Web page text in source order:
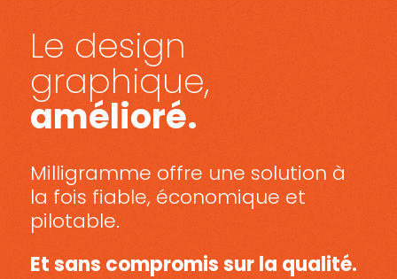
Le design
graphique,
amélioré.
Milligramme offre une solution à
la fois fiable, économique et
pilotable.
Et sans compromis sur la qualité.